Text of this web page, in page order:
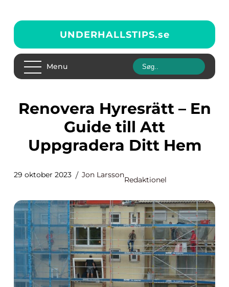
UNDERHALLSTIPS.se
Menu
Renovera Hyresrätt – En
Guide till Att
Uppgradera Ditt Hem
29 oktober 2023 Jon Larsson
Redaktionel